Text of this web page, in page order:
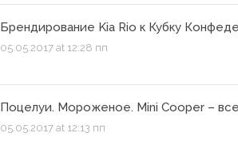
Брендирование Kia Rio к Кубку
05.05.2017 at 12:28 пп
Поцелуи. Мороженое. Mini Cooper –
05.05.2017 at 12:13 пп